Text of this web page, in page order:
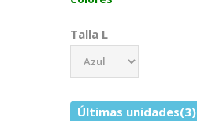
Talla L
Últimas unidades(3)